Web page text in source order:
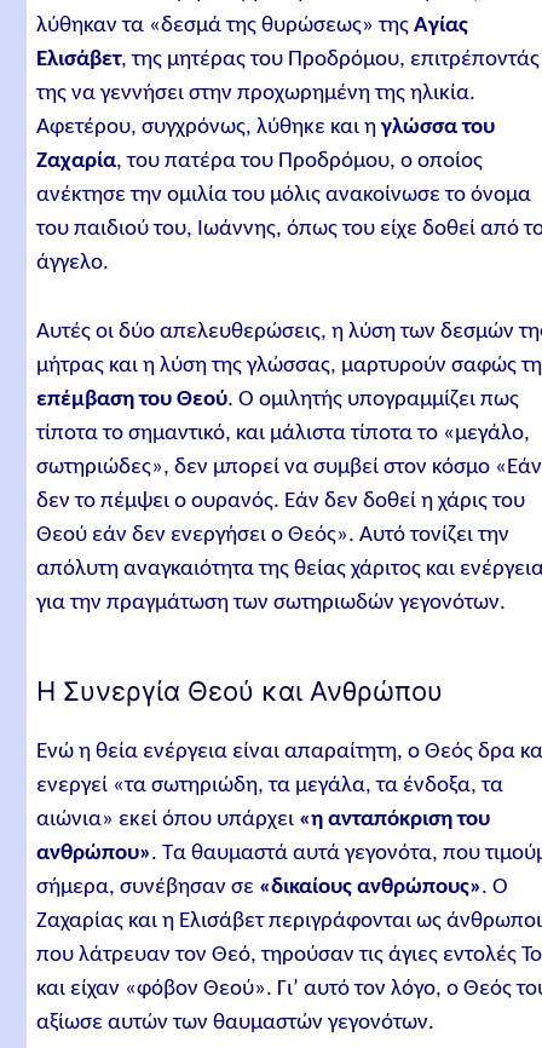
λύθηκαν τα «δεσμά της θυρώσεως» τηςΑγίας
Ελισάβετ, της μητέρας του Προδρόμου, επιτρέποντάς
της να γεννήσει στην προχωρημένη της ηλικία.
Αφετέρου, συγχρόνως, λύθηκε και ηγλώσσα του
Ζαχαρία, του πατέρα του Προδρόμου, ο οποίος
ανέκτησε την ομιλία του μόλις ανακοίνωσε το όνομα
του παιδιού του, Ιωάννης, όπως του είχε δοθεί από
άγγελο.
Αυτές οι δύο απελευθερώσεις, η λύση των δεσμών
μήτρας και η λύση της γλώσσας, μαρτυρούν σαφώς
επέμβαση του Θεού. Ο ομιλητής υπογραμμίζει πως
τίποτα το σημαντικό, και μάλιστα τίποτα το «μεγάλο,
σωτηριώδες», δεν μπορεί να συμβεί στον κόσμο «Εάν
δεν το πέμψει ο ουρανός. Εάν δεν δοθεί η χάρις του
Θεού εάν δεν ενεργήσει ο Θεός». Αυτό τονίζει την
απόλυτη αναγκαιότητα της θείας χάριτος και
για την πραγμάτωση των σωτηριωδών γεγονότων.
Η Συνεργία Θεού και Ανθρώπου
Ενώ η θεία ενέργεια είναι απαραίτητη, ο Θεός δρα
ενεργεί «τα σωτηριώδη, τα μεγάλα, τα ένδοξα, τα
αιώνια» εκεί όπου υπάρχει «η ανταπόκριση του
ανθρώπου». Τα θαυμαστά αυτά γεγονότα, που
σήμερα, συνέβησαν σε «δικαίους ανθρώπους». Ο
Ζαχαρίας και η Ελισάβετ περιγράφονται ως άνθρωποι
που λάτρευαν τον Θεό, τηρούσαν τις άγιες εντολές
και είχαν «φόβον Θεού». Γι’ αυτό τον λόγο, ο Θεός
αξίωσε αυτών των θαυμαστών γεγονότων.